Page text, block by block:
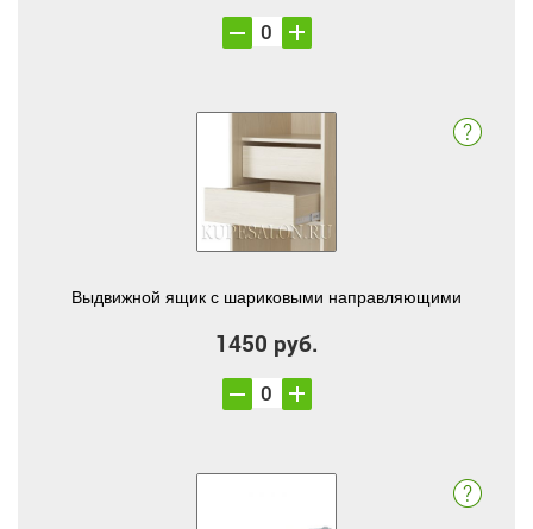
Выдвижной ящик с шариковыми направляющими
1450 руб.